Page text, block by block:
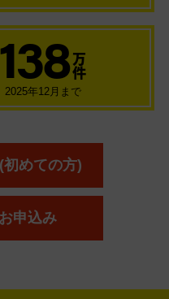
138 万
件
2025年12月まで
めての方)
申込み